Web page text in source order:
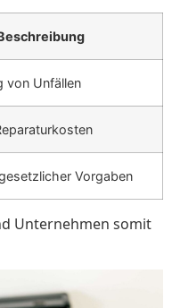
von Unfällen
Vorgaben
Unternehmen somit